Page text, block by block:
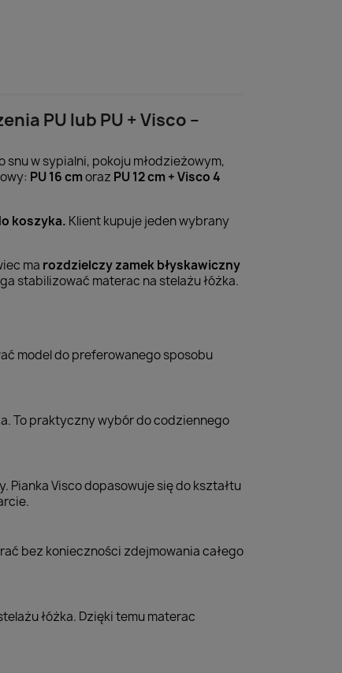
PU lub PU + Visco –
w sypialni, pokoju młodzieżowym,
PU 16 cmoraz PU 12 cm + Visco 4
koszyka. Klient kupuje jeden wybrany
ma rozdzielczy zamek błyskawiczny
stabilizować materac na stelażu łóżka.
model do preferowanego sposobu
To praktyczny wybór do codziennego
Pianka Visco dopasowuje się do kształtu
bez konieczności zdejmowania całego
łóżka. Dzięki temu materac